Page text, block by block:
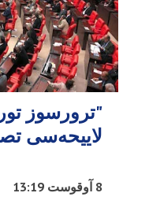
"ترورسوز
لاییحه‌سی
8 آوقوست 13:19